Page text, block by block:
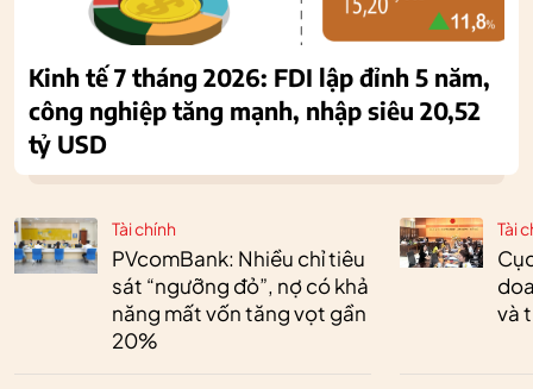
Tài chính
PVcomBank: Nhiều chỉ tiêu
sát “ngưỡng đỏ”, nợ có khả
năng mất vốn tăng vọt gần
20%
Tài
và
Kinh tế 7 tháng 2026: FDI lập đỉnh 5 năm,
công nghiệp tăng mạnh, nhập siêu 20,52
tỷ USD